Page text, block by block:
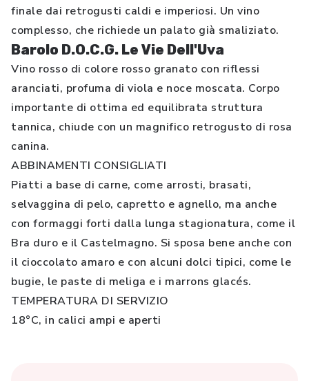
finale dai retrogusti caldi e imperiosi. Un vino
complesso, che richiede un palato già smaliziato.
Barolo D.O.C.G. Le Vie Dell'Uva
Vino rosso di colore rosso granato con riflessi
aranciati, profuma di viola e noce moscata. Corpo
importante di ottima ed equilibrata struttura
tannica, chiude con un magnifico retrogusto di rosa
canina.
ABBINAMENTI CONSIGLIATI
Piatti a base di carne, come arrosti, brasati,
selvaggina di pelo, capretto e agnello, ma anche
con formaggi forti dalla lunga stagionatura, come il
Bra duro e il Castelmagno. Si sposa bene anche con
il cioccolato amaro e con alcuni dolci tipici, come le
bugie, le paste di meliga e i marrons glacés.
TEMPERATURA DI SERVIZIO
18°C, in calici ampi e aperti